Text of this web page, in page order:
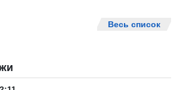
Весь список